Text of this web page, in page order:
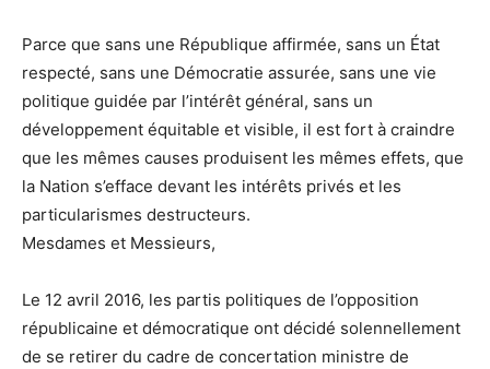
Parce que sans une République affirmée, sans un État
respecté, sans une Démocratie assurée, sans une vie
politique guidée par l’intérêt général, sans un
développement équitable et visible, il est fort à craindre
que les mêmes causes produisent les mêmes effets, que
la Nation s’efface devant les intérêts privés et les
particularismes destructeurs.
Mesdames et Messieurs,
Le 12 avril 2016, les partis politiques de l’opposition
républicaine et démocratique ont décidé solennellement
de se retirer du cadre de concertation ministre de